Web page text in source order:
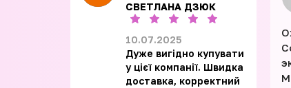
СВЕТЛАНА ДЗЮК
10.07.2025
Дуже вигідно купувати
у цієї компанії. Швидка
доставка, корректний